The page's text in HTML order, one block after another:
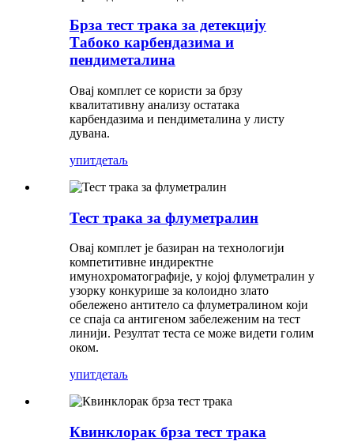
Брза тест трака за детекцију
Табоко карбендазима и
пендиметалина
Овај комплет се користи за брзу
квалитативну анализу остатака
карбендазима и пендиметалина у листу
дувана.
упитдетаљ
Тест трака за флуметралин
Овај комплет је базиран на технологији
компетитивне индиректне
имунохроматографије, у којој флуметралин у
узорку конкурише за колоидно злато
обележено антитело са флуметралином који
се спаја са антигеном забележеним на тест
линији. Резултат теста се може видети голим
оком.
упитдетаљ
Квинклорак брза тест трака